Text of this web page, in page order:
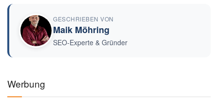
GESCHRIEBEN VON
Maik Möhring
SEO-Experte & Gründer
Werbung